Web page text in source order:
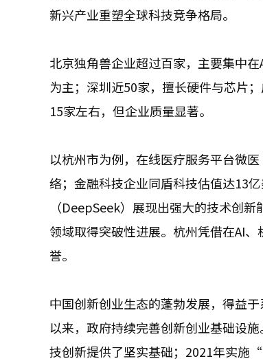
新兴产业重塑全球科技竞争格局。
北京独角兽企业超过百家，主要集中
为主；深圳近50家，擅长硬件与芯片
15家左右，但企业质量显著。
以杭州市为例，在线医疗服务平台微
络；金融科技企业同盾科技估值达13
（DeepSeek）展现出强大的技术创
领域取得突破性进展。杭州凭借在AI
誉。
中国创新创业生态的蓬勃发展，得益
以来，政府持续完善创新创业基础设
技创新提供了坚实基础；2021年实施